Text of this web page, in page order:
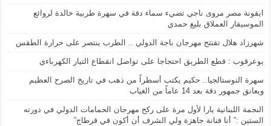
ايقونة مصر مروى ناجي تضيء سماء دقة في سهرة طربية خالدة لروائع
الموسيقار العملاق بليغ حمدي
شهرزاد هلال تفتتح مهرجان باجة الدولي .. الطرب ينتصر على حرارة الطقس
بوعرقوب : قطع الطريق احتجاجا على تواصل انقطاع التيار الكهرباءي
سهرة النوستالجيا.. حكيم يكتب أسطراً من ذهب في تاريخ الصرح العظيم
ويعانق جمهور دقة بعد 14 عاماً من الغياب
النجمة اللبنانية يارا لأول مرة على ركح مهرجان الحمامات الدولي في دورته
الستين :” أنا فنانة جاهزة ولي الشرف أن أكون في قرطاج”